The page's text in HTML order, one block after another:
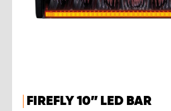
FIREFLY 10” LED BAR